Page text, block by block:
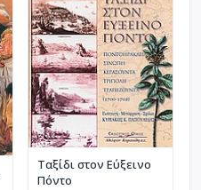
Ταξίδι στον Εύξεινο
Πόντο